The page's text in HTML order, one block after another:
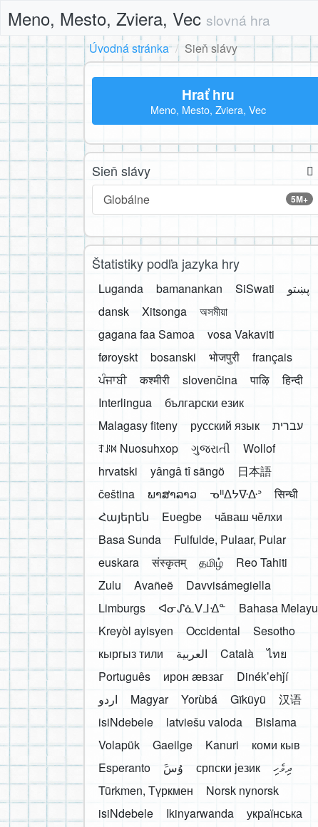
Meno, Mesto, Zviera, Vec slovná hra
Úvodná stránka
Sieň slávy
Hrať hru
Meno, Mesto, Zviera, Vec
Sieň slávy
5M+
Globálne
Štatistiky podľa jazyka hry
Luganda bamanankan SiSwati
پښتو
dansk
Xitsonga
অসমীয়া
gagana faa Samoa
vosa Vakaviti
føroyskt
bosanski भोजपुरी
français
ਪੰਜਾਬੀ
कश्मीरी slovenčina पाऴि
हिन्दी
Interlingua
български език
Malagasy fiteny
русский язык
עברית
ꆈꌠ꒿ Nuosuhxop
ગુજરાતી
Wollof
hrvatski
yângâ tî sängö
日本語
čeština
ພາສາລາວ ᓀᐦᐃᔭᐍᐏᐣ
सिन्धी
Հայերեն
Eʋegbe
чӑваш чӗлхи
Basa Sunda
Fulfulde, Pulaar, Pular
euskara
संस्कृतम् தமிழ்
Reo Tahiti
Zulu
Avañeẽ
Davvisámegiella
Limburgs
ᐊᓂᔑᓈᐯᒧᐎᓐ
Bahasa Melayu
Kreyòl ayisyen
Occidental
Sesotho
кыргыз тили
العربية Català
ไทย
Português
ирон æвзаг
Dinékʼehǰí
اردو
Magyar Yorùbá Gĩkũyũ
汉语
isiNdebele
latviešu valoda
Bislama
Volapük
Gaeilge Kanuri
коми кыв
Esperanto
َوُسَ српски језик
ދިވެހި
Türkmen, Түркмен
Norsk nynorsk
isiNdebele
Ikinyarwanda
українська